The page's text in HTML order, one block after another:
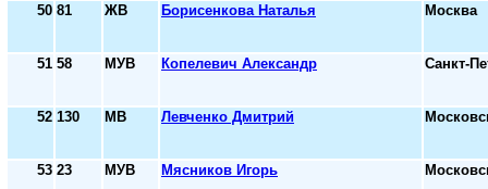
50 81 ЖВ Борисенкова Наталья Москва
51 58 МУВ Копелевич Александр Санкт-
52 130 МВ Левченко Дмитрий
53 23 МУВ Мясников Игорь